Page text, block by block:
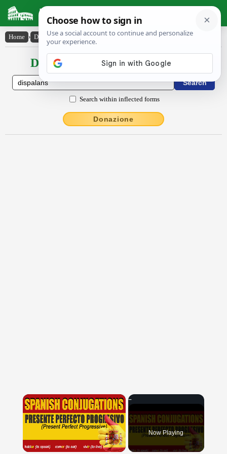
Latin Dictionary
Home › Declensions / Conjugations › dispālans
Declensions / Conjugations latin
Search within inflected forms
Donazione
×
Now Playing